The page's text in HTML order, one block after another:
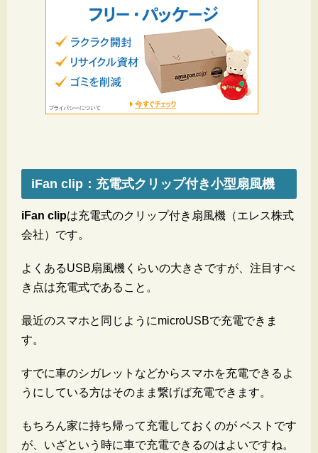
iFan clip：充電式クリップ付き小型扇風機
iFan clipは充電式のクリップ付き扇風機（エレス株式
会社）です。
よくあるUSB扇風機くらいの大きさですが、注目すべ
き点は充電式であること。
最近のスマホと同じようにmicroUSBで充電できま
す。
すでに車のシガレットなどからスマホを充電できるよ
うにしている方はそのまま繋げば充電できます。
もちろん家に持ち帰って充電しておくのが ベストです
が、いざという時に車で充電できるのはよいですね。